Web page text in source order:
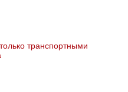
транспортными